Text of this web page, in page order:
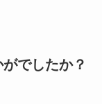
でしたか？